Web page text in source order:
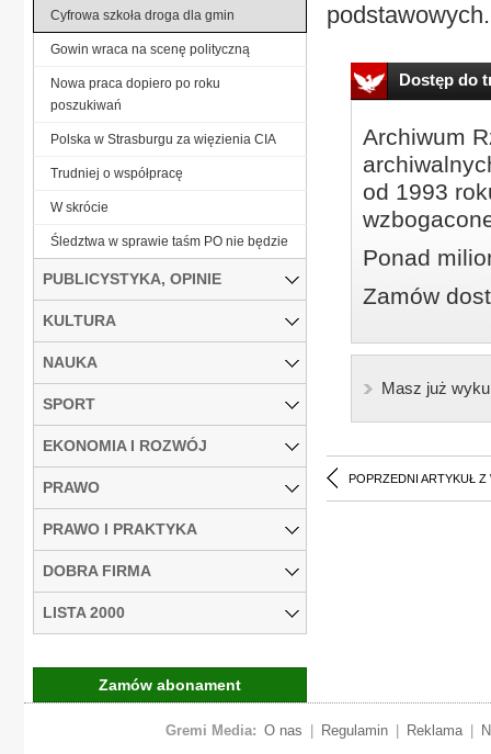
Dostęp do
Archiwum
od 1993
Ponad
Zamów
Masz już
POPRZEDNI ARTYKUŁ Z
Cyfrowa szkoła droga dla gmin
Gowin wraca na scenę polityczną
Nowa praca dopiero po roku
poszukiwań
Polska w Strasburgu za więzienia CIA
Trudniej o współpracę
W skrócie
Śledztwa w sprawie taśm PO nie będzie
PUBLICYSTYKA, OPINIE
KULTURA
NAUKA
SPORT
EKONOMIA I ROZWÓJ
PRAWO
PRAWO I PRAKTYKA
DOBRA FIRMA
LISTA 2000
Zamów abonament
Gremi Media: O nas Regulamin Reklama